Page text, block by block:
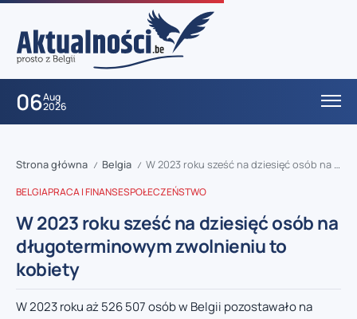
06Aug
2026
Strona główna / Belgia / W 2023 roku sześć na dziesięć osób na długoterminowym zwolnieniu to kobiety
BELGIAPRACA I FINANSESPOŁECZEŃSTWO
W 2023 roku sześć na dziesięć osób na
długoterminowym zwolnieniu to
kobiety
W 2023 roku aż 526 507 osób w Belgii pozostawało na